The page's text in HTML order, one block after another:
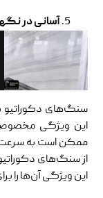
آسانی در
سنگ‌های دکوراتیو
این ویژگی
ممکن است به سرعت
از سنگ‌های
این ویژگی آن‌ها را